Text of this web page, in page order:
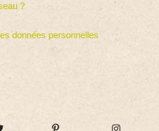
?
données personnelles